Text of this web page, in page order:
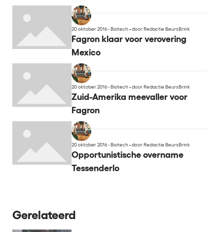
20 oktober 2016 - Biotech•door Redactie BeursBrink
Fagron klaar voor verovering
Mexico
20 oktober 2016 - Biotech•door Redactie BeursBrink
Zuid-Amerika meevaller voor
Fagron
20 oktober 2016 - Biotech•door Redactie BeursBrink
Opportunistische overname
Tessenderlo
Gerelateerd